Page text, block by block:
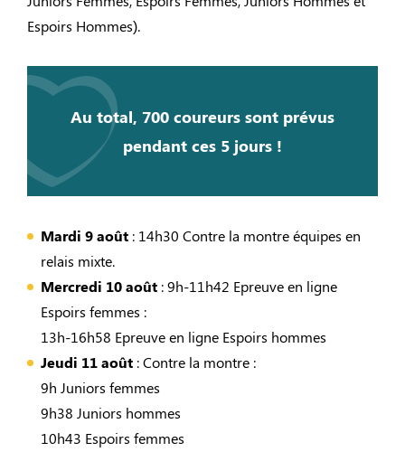
Espoirs Hommes).
Au total, 700 coureurs sont prévus
pendant ces 5 jours !
Mardi 9 août : 14h30 Contre la montre équipes en
relais mixte.
Mercredi 10 août : 9h-11h42 Epreuve en ligne
Espoirs femmes :
13h-16h58 Epreuve en ligne Espoirs hommes
Jeudi 11 août : Contre la montre :
9h Juniors femmes
9h38 Juniors hommes
10h43 Espoirs femmes